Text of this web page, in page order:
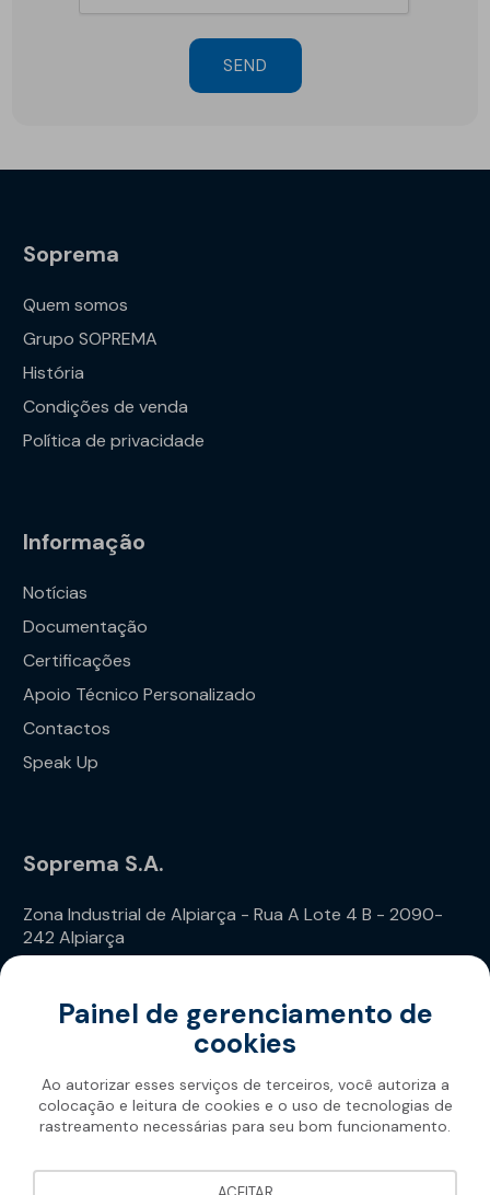
SEND
Soprema
Quem somos
Grupo SOPREMA
História
Condições de venda
Política de privacidade
Informação
Notícias
Documentação
Certificações
Apoio Técnico Personalizado
Contactos
Speak Up
Soprema S.A.
Zona Industrial de Alpiarça - Rua A Lote 4 B - 2090-
242 Alpiarça
Soprema 2026
Painel de gerenciamento de
cookies
Ao autorizar esses serviços de terceiros, você autoriza a
colocação e leitura de cookies e o uso de tecnologias de
rastreamento necessárias para seu bom funcionamento.